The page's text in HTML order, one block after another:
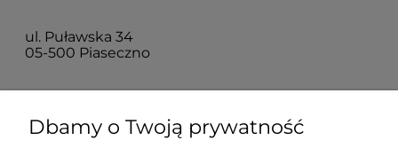
ul. Puławska 34
05-500 Piaseczno
Dla klientów
Dbamy o Twoją prywatność